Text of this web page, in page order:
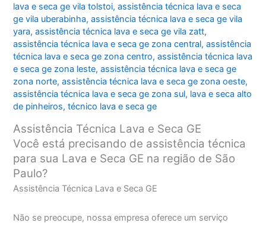
lava e seca ge vila tolstoi,assistência técnica lava e seca
ge vila uberabinha,assistência técnica lava e seca ge vila
yara,assistência técnica lava e seca ge vila zatt,
assistência técnica lava e seca ge zona central,assistência
técnica lava e seca ge zona centro,assistência técnica lava
e seca ge zona leste,assistência técnica lava e seca ge
zona norte,assistência técnica lava e seca ge zona oeste,
assistência técnica lava e seca ge zona sul, lava e seca alto
de pinheiros,técnico lava e seca ge
Assistência Técnica Lava e Seca GE
Você está precisando de assistência técnica
para sua Lava e Seca GE na região de São
Paulo?
Assistência Técnica Lava e Seca GE
Não se preocupe, nossa empresa oferece um serviço